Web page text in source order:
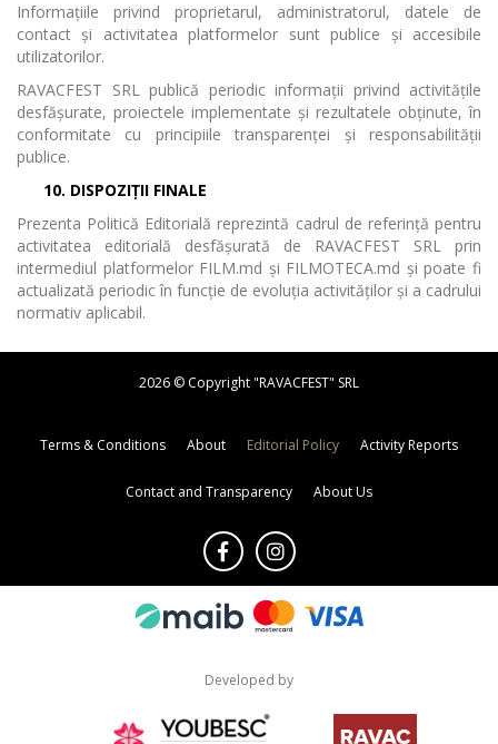
Informațiile privind proprietarul, administratorul, datele de
contact și activitatea platformelor sunt publice și accesibile
utilizatorilor.
RAVACFEST SRL publică periodic informații privind activitățile
desfășurate, proiectele implementate și rezultatele obținute, în
conformitate cu principiile transparenței și responsabilității
publice.
10. DISPOZIȚII FINALE
Prezenta Politică Editorială reprezintă cadrul de referință pentru
activitatea editorială desfășurată de RAVACFEST SRL prin
intermediul platformelor FILM.md și FILMOTECA.md și poate fi
actualizată periodic în funcție de evoluția activităților și a cadrului
normativ aplicabil.
2026 © Copyright "RAVACFEST" SRL
Terms & Conditions About Editorial Policy Activity Reports
Contact and Transparency About Us
Developed by